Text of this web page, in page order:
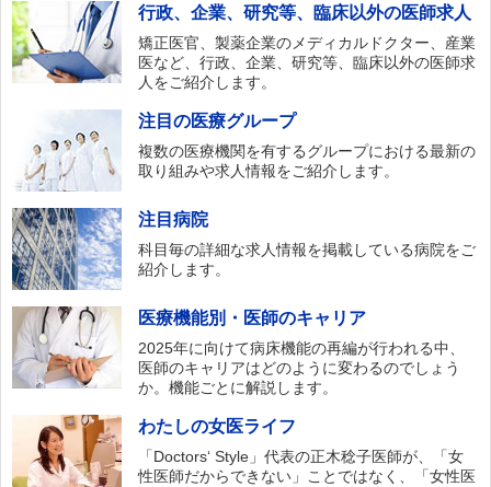
行政、企業、研究等、臨床以外の医師求人
矯正医官、製薬企業のメディカルドクター、産業
医など、行政、企業、研究等、臨床以外の医師求
人をご紹介します。
注目の医療グループ
複数の医療機関を有するグループにおける最新の
取り組みや求人情報をご紹介します。
注目病院
科目毎の詳細な求人情報を掲載している病院をご
紹介します。
医療機能別・医師のキャリア
2025年に向けて病床機能の再編が行われる中、
医師のキャリアはどのように変わるのでしょう
か。機能ごとに解説します。
わたしの女医ライフ
「Doctors‘ Style」代表の正木稔子医師が、「女
性医師だからできない」ことではなく、「女性医